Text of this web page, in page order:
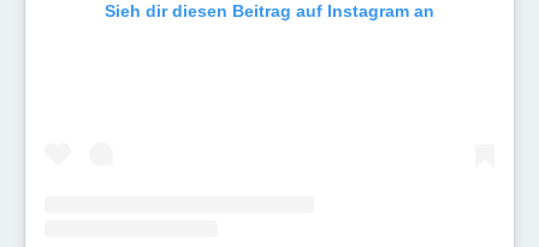
Sieh dir diesen Beitrag auf Instagram an